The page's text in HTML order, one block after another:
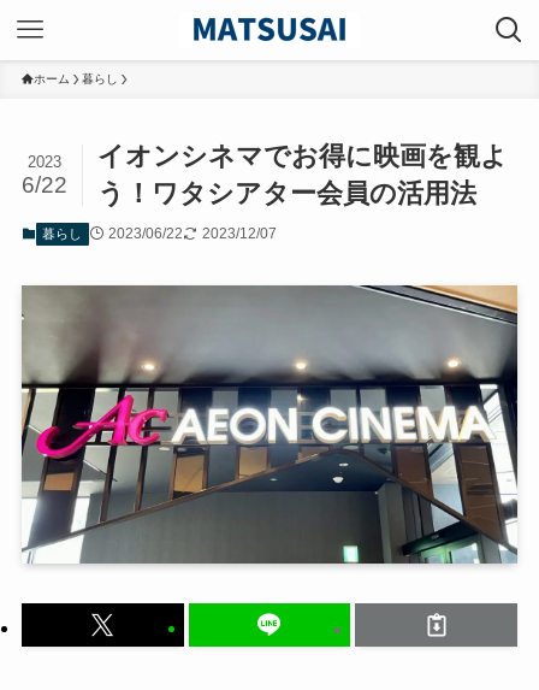
ホーム 暮らし
イオンシネマでお得に映画を観よ
う！ワタシアター会員の活用法
2023
6/22
暮らし 2023/06/22 2023/12/07